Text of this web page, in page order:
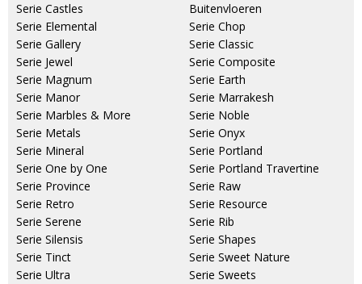
Serie Castles
Serie Elemental
Serie Gallery
Serie Jewel
Serie Magnum
Serie Manor
Serie Marbles & More
Serie Metals
Serie Mineral
Serie One by One
Serie Province
Serie Retro
Serie Serene
Serie Silensis
Serie Tinct
Serie Ultra
Buitenvloeren
Serie Chop
Serie Classic
Serie Composite
Serie Earth
Serie Marrakesh
Serie Noble
Serie Onyx
Serie Portland
Serie Portland Travertine
Serie Raw
Serie Resource
Serie Rib
Serie Shapes
Serie Sweet Nature
Serie Sweets